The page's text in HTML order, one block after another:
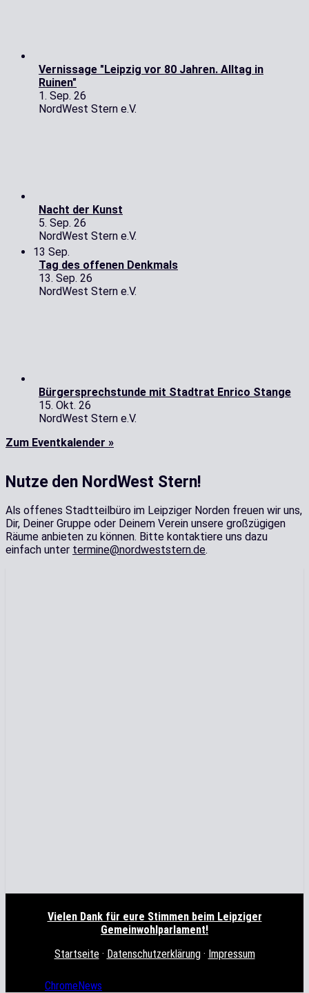
Vernissage "Leipzig vor 80 Jahren. Alltag in
Ruinen"
1. Sep. 26
NordWest Stern e.V.
Nacht der Kunst
5. Sep. 26
NordWest Stern e.V.
13 Sep.
Tag des offenen Denkmals
13. Sep. 26
NordWest Stern e.V.
Bürgersprechstunde mit Stadtrat Enrico Stange
15. Okt. 26
NordWest Stern e.V.
Zum Eventkalender »
Nutze den NordWest Stern!
Als offenes Stadtteilbüro im Leipziger Norden freuen wir uns,
Dir, Deiner Gruppe oder Deinem Verein unsere großzügigen
Räume anbieten zu können. Bitte kontaktiere uns dazu
einfach unter termine@nordweststern.de.
Vielen Dank für eure Stimmen beim Leipziger
Gemeinwohlparlament!
Startseite· Datenschutzerklärung· Impressum
ChromeNews